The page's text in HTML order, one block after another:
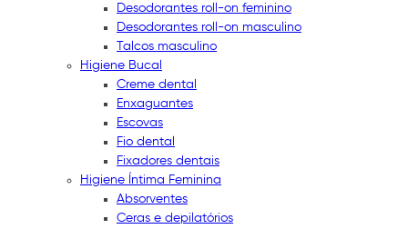
Desodorantes roll-on feminino
Desodorantes roll-on masculino
Talcos masculino
Higiene Bucal
Creme dental
Enxaguantes
Escovas
Fio dental
Fixadores dentais
Higiene Íntima Feminina
Absorventes
Ceras e depilatórios